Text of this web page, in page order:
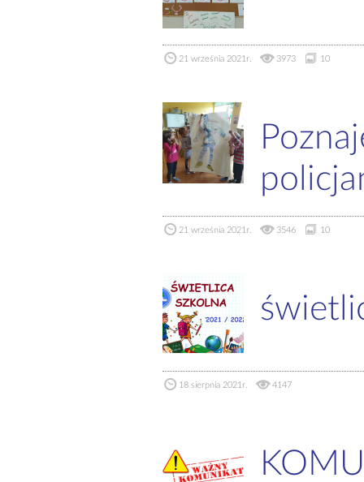
21 września 2021r. 3973 10
21 września 2021r. 3546 10
18 sierpnia 2021r. 4147